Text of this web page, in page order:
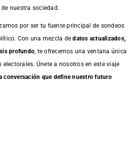
nuestra sociedad.
por ser tu fuente principal de sondeos
Con una mezcla dedatos actualizados,
profundo , te ofrecemos una ventana única
Únete a nosotros en este viaje
conversación que define nuestro futuro